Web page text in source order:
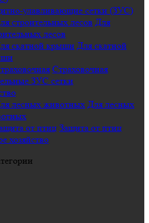
улавливающие сетки (ЗУС)
Для
лесов
Для скатной
Страховочная
Для лесных
Защита от птиц